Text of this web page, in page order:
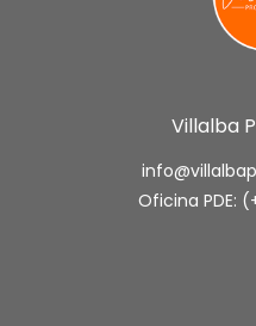
Villalba
Oficina PDE: